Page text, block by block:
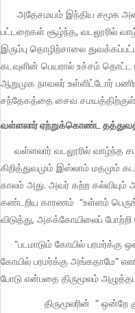
அதேசமயம் இந்திய சமூக அமைப்பில் தொழில் புரட்சி முழுவதும் அறிமுகமாகாத, எளிய பட்டறைகள், அதிலும் குறிப்பாக கைத்தறி
பட்டறைகள் சூழ்ந்த, வடலூரில்
இரும்பு தொழிற்சாலை
கடவுளின் பெயரால் உச்சம்
ஆறுமுக நாவலர் உள்ளிட்டோர்
சந்தேகத்தை சைவ சமயத்திற்குள்
வள்ளலார் ஏற்றுக்கொண்ட
வள்ளலார் வடலூரில் வாழ்ந்த சமயத்தில், அங்கு கிறுத்துவம் மற்றும் இஸ்லாம் மதங்கள் எட்டி இருக்கவில்லை. எனினும்
கிறித்துவமும் இஸ்லாம் மதமும்
காலம் அது. அவர் கற்ற
கண்டறிய காரணம் “உள்ளம்
விடுத்து, அகக்கோயிலைப்
”படமாடும் கோயில் பரமர்க்கு ஒன்றீயின் நடமாடும் கோயில் நம்பர்க்கு அங்கு ஆகா; நடமாடும் கோயில் நம்பர்க்கு ஒன்றீயின் படமாடும்
கோயில் பரமர்க்கு அங்கதாமே”
போடு என்பதை திருமூலம்
திருமூலரின் ” ஒன்றே குலம் ஒருவனே தேவன்” ”உண்ணும் உணவில் ஒரு கைப்பிடி அரிசியை எடுத்து இல்லாதவனுக்கு